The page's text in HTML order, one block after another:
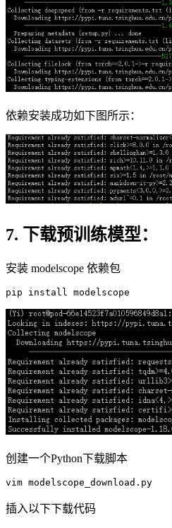
依赖安装成功如下图所示：
7. 下载预训练模型：
安装 modelscope 依赖包
pip
创建一个Python下载脚本
vim
插入以下下载代码